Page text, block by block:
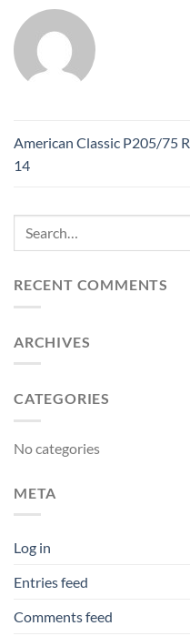
American Classic P205/75 R
14
RECENT COMMENTS
ARCHIVES
CATEGORIES
No categories
META
Log in
Entries feed
Comments feed